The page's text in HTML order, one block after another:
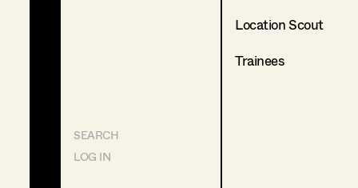
SEARCH
LOG IN
Location Scout
Trainees